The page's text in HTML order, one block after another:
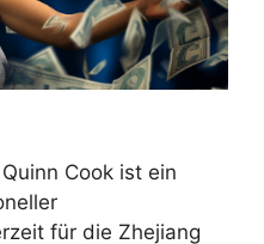
Quinn Cook ist ein
für die Zhejiang